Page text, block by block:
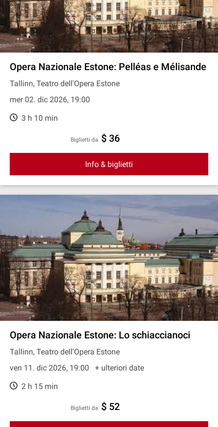
Opera Nazionale Estone: Pelléas e Mélisande
Tallinn, Teatro dell'Opera Estone
mer 02. dic 2026, 19:00
3 h 10 min
Biglietti da $ 36
Info & biglietti
Opera Nazionale Estone: Lo schiaccianoci
Tallinn, Teatro dell'Opera Estone
ven 11. dic 2026, 19:00
+ ulteriori date
2 h 15 min
Biglietti da $ 52